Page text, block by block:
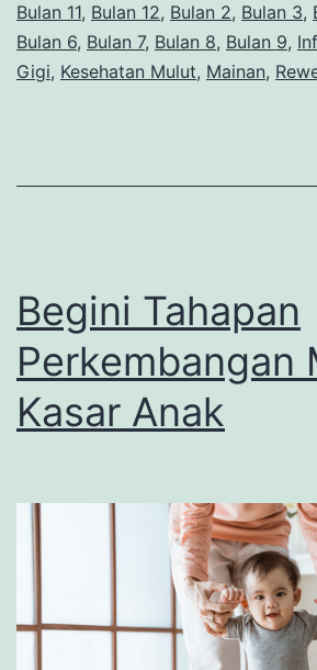
ke
Mulut?
Bulan 11, Bulan 12, Bulan 2, Bulan 3,
Bulan 6, Bulan 7, Bulan 8, Bulan 9,
Gigi, Kesehatan Mulut, Mainan,
Begini Tahapan
Perkembangan
Kasar Anak